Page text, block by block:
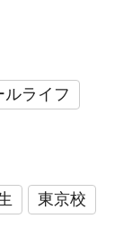
ルライフ
東京校